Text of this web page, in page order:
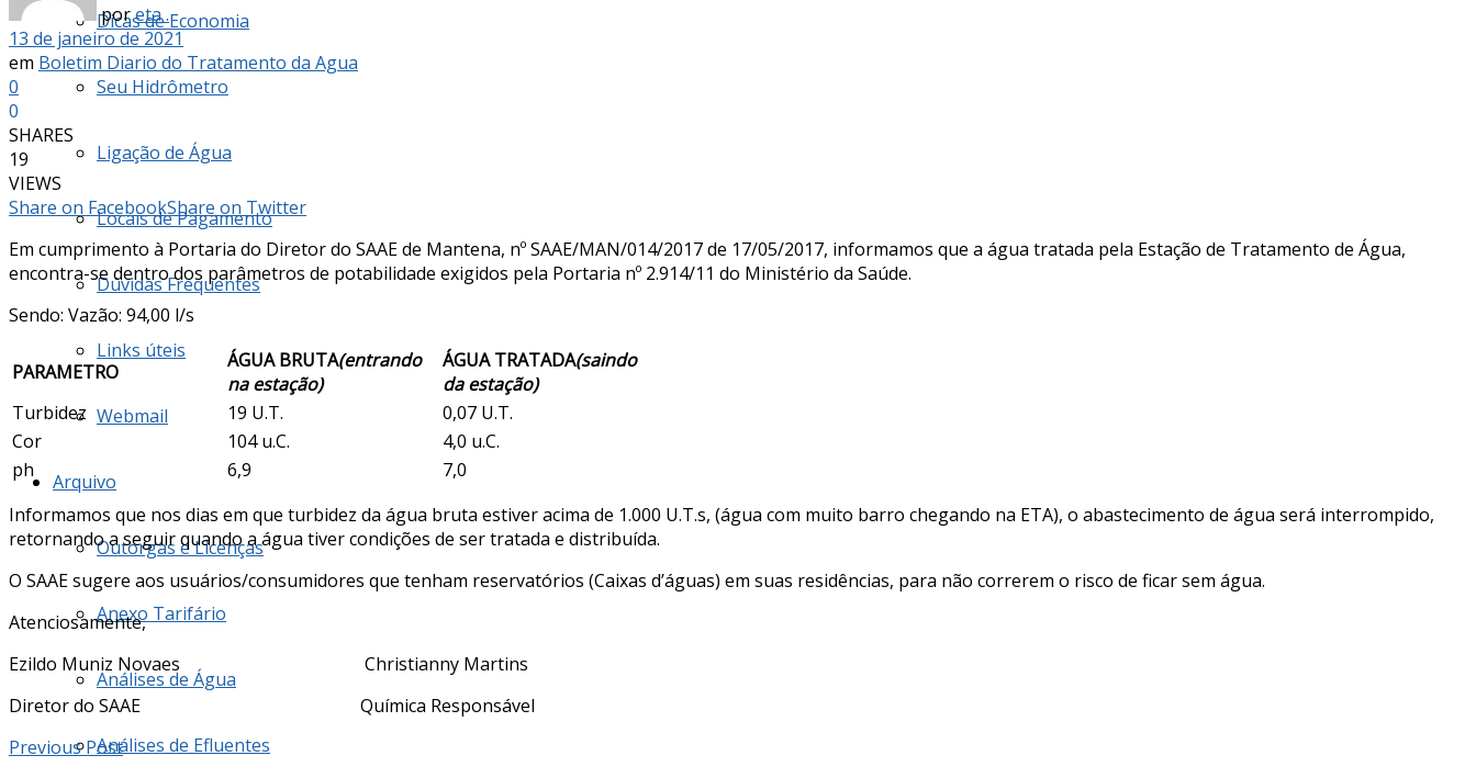
Dicas de Economia
Seu Hidrômetro
Ligação de Água
Locais de Pagamento
Dúvidas Frequentes
Links úteis
Webmail
Arquivo
Outorgas e Licenças
Anexo Tarifário
Análises de Água
Análises de Efluentes
poreta .
13 de janeiro de 2021
em Boletim Diario do Tratamento da Agua
0
0
SHARES
19
VIEWS
Share on FacebookShare on Twitter
Em cumprimento à Portaria do Diretor do SAAE de Mantena, nº SAAE/MAN/014/2017 de 17/05/2017, informamos que a água tratada pela Estação de Tratamento de Água,
encontra-se dentro dos parâmetros de potabilidade exigidos pela Portaria nº 2.914/11 do Ministério da Saúde.
Sendo: Vazão: 94,00 l/s
PARAMETRO ÁGUA BRUTA(entrando
na estação)
ÁGUA TRATADA(saindo
da estação)
Turbidez
19 U.T.
0,07 U.T.
Cor
104 u.C.
4,0 u.C.
ph
6,9
7,0
Informamos que nos dias em que turbidez da água bruta estiver acima de 1.000 U.T.s, (água com muito barro chegando na ETA), o abastecimento de água será interrompido,
retornando a seguir quando a água tiver condições de ser tratada e distribuída.
O SAAE sugere aos usuários/consumidores que tenham reservatórios (Caixas d’águas) em suas residências, para não correrem o risco de ficar sem água.
Atenciosamente,
Ezildo Muniz Novaes Christianny Martins
Diretor do SAAE Química Responsável
Previous Post